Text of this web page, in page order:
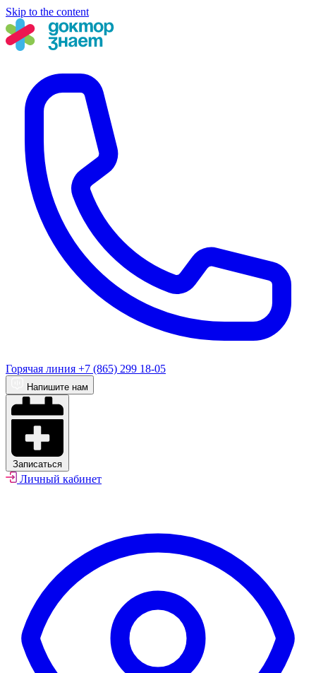
Skip to the content
Горячая линия +7 (865) 299 18-05
Напишите нам
Записаться
Личный кабинет